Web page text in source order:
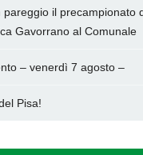
pareggio il precampionato
Gavorrano al Comunale
– venerdì 7 agosto –
Pisa!